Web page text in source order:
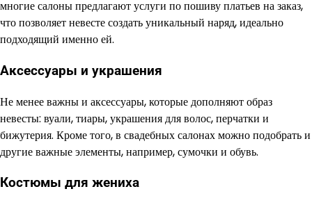
многие салоны предлагают услуги по пошиву платьев на заказ,
что позволяет невесте создать уникальный наряд, идеально
подходящий именно ей.
Аксессуары и украшения
Не менее важны и аксессуары, которые дополняют образ
невесты: вуали, тиары, украшения для волос, перчатки и
бижутерия. Кроме того, в свадебных салонах можно подобрать и
другие важные элементы, например, сумочки и обувь.
Костюмы для жениха